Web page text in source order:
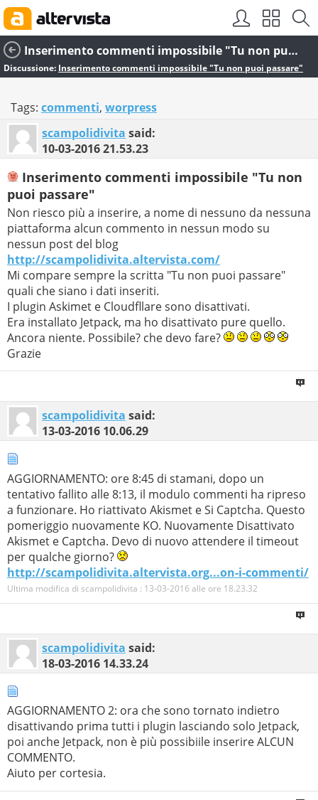
Inserimento commenti impossibile "Tu non puoi passare"
Discussione: Inserimento commenti impossibile "Tu non puoi passare"
Tags: commenti, worpress
scampolidivita said:
10-03-201621.53.23
Inserimento commenti impossibile "Tu non
puoi passare"
Non riesco più a inserire, a nome di nessuno da nessuna
piattaforma alcun commento in nessun modo su
nessun post del blog
http://scampolidivita.altervista.com/
Mi compare sempre la scritta "Tu non puoi passare"
quali che siano i dati inseriti.
I plugin Askimet e Cloudfllare sono disattivati.
Era installato Jetpack, ma ho disattivato pure quello.
Ancora niente. Possibile? che devo fare?
Grazie
scampolidivita said:
13-03-2016 10.06.29
AGGIORNAMENTO: ore 8:45 di stamani, dopo un
tentativo fallito alle 8:13, il modulo commenti ha ripreso
a funzionare. Ho riattivato Akismet e Si Captcha. Questo
pomeriggio nuovamente KO. Nuovamente Disattivato
Akismet e Captcha. Devo di nuovo attendere il timeout
per qualche giorno?
http://scampolidivita.altervista.org...on-i-commenti/
Ultima modifica di scampolidivita : 13-03-2016 alle ore 18.23.32
scampolidivita said:
18-03-2016 14.33.24
AGGIORNAMENTO 2: ora che sono tornato indietro
disattivando prima tutti i plugin lasciando solo Jetpack,
poi anche Jetpack, non è più possibiile inserire ALCUN
COMMENTO.
Aiuto per cortesia.